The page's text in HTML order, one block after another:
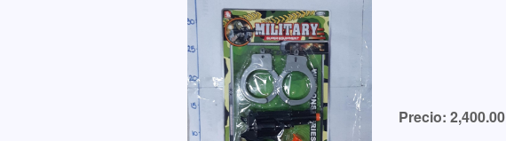
Precio: 2,400.00